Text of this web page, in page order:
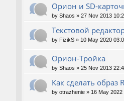
Орион и SD-
by Shaos » 27 Nov 2013
Текстовой
by FizikS » 10 May 2020
Орион-Тройка
by Shaos » 25 Nov 2013
Как сделать образ
by otrazhenie » 16 May 2022